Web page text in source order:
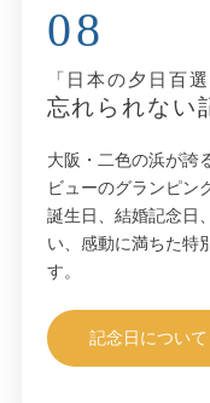
08
「日本の夕日百
忘れられない
大阪・二色の浜が誇
ビューのグランピン
誕生日、結婚記念日
い、感動に満ちた特
す。
記念日について